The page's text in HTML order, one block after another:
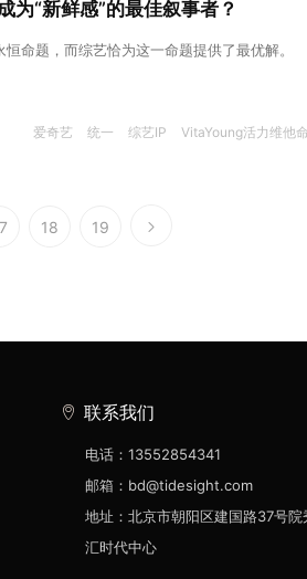
为“新鲜感”的最佳叙事者？
命题，而综艺恰为这一命题提供了最优解。
爱奇艺 统一 综艺IP VitaYoung活力维他命
18 19
联系我们
电话：13552854341
邮箱：bd@tidesight.com
地址：北京市朝阳区建国路37号院
汇时代中心